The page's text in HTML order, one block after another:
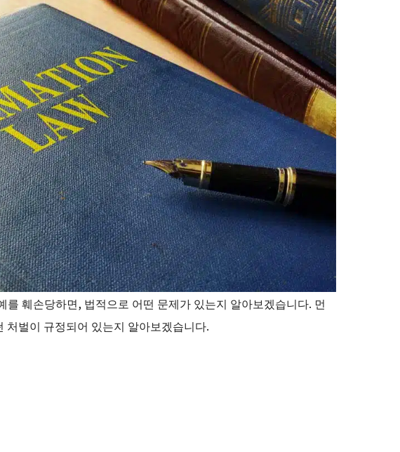
훼손당하면, 법적으로 어떤 문제가 있는지 알아보겠습니다. 먼
벌이 규정되어 있는지 알아보겠습니다.